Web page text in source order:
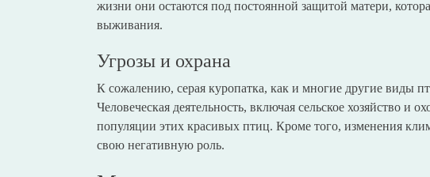
жизни они остаются под постоянной защитой матери,
выживания.
Угрозы и охрана
К сожалению, серая куропатка, как и многие другие виды
Человеческая деятельность, включая сельское хозяйство и
популяции этих красивых птиц. Кроме того, изменения
свою негативную роль.